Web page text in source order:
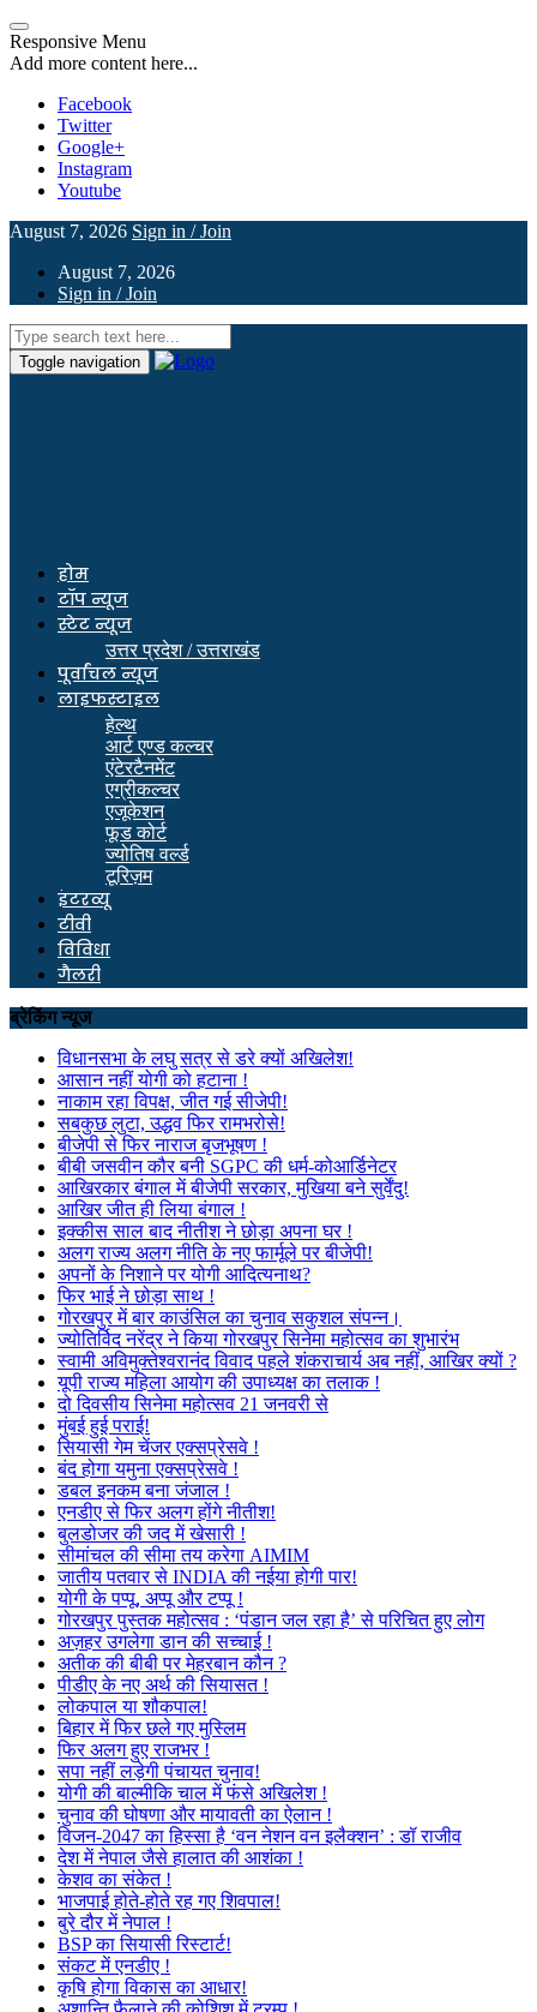
Responsive Menu
Add more content here...
Facebook
Twitter
Google+
Instagram
Youtube
August 7, 2026 Sign in / Join
August 7, 2026
Sign in / Join
Toggle navigation
होम
टॉप न्यूज
स्टेट न्यूज
उत्तर प्रदेश / उत्तराखंड
पूर्वांचल न्यूज
लाइफस्टाइल
हेल्थ
आर्ट एण्ड कल्चर
एंटेरटैनमेंट
एग्रीकल्चर
एजूकेशन
फूड कोर्ट
ज्योतिष वर्ल्ड
टूरिज़म
इंटरव्यू
टीवी
विविधा
गैलरी
ब्रेकिंग न्यूज
विधानसभा के लघु सत्र से डरे क्यों अखिलेश!
आसान नहीं योगी को हटाना !
नाकाम रहा विपक्ष, जीत गई सीजेपी!
सबकुछ लुटा, उद्धव फिर रामभरोसे!
बीजेपी से फिर नाराज बृजभूषण !
बीबी जसवीन कौर बनी SGPC की धर्म-कोआर्डिनेटर
आखिरकार बंगाल में बीजेपी सरकार, मुखिया बने सुर्वेंदु!
आखिर जीत ही लिया बंगाल !
इक्कीस साल बाद नीतीश ने छोड़ा अपना घर !
अलग राज्य अलग नीति के नए फार्मूले पर बीजेपी!
अपनों के निशाने पर योगी आदित्यनाथ?
फिर भाई ने छोड़ा साथ !
गोरखपुर में बार काउंसिल का चुनाव सकुशल संपन्न।
ज्योतिर्विद नरेंद्र ने किया गोरखपुर सिनेमा महोत्सव का शुभारंभ
स्वामी अविमुक्तेश्वरानंद विवाद पहले शंकराचार्य अब नहीं, आखिर क्यों ?
यूपी राज्य महिला आयोग की उपाध्यक्ष का तलाक !
दो दिवसीय सिनेमा महोत्सव 21 जनवरी से
मुंबई हुई पराई!
सियासी गेम चेंजर एक्सप्रेसवे !
बंद होगा यमुना एक्सप्रेसवे !
डबल इनकम बना जंजाल !
एनडीए से फिर अलग होंगे नीतीश!
बुलडोजर की जद में खेसारी !
सीमांचल की सीमा तय करेगा AIMIM
जातीय पतवार से INDIA की नईया होगी पार!
योगी के पप्पू, अप्पू और टप्पू !
गोरखपुर पुस्तक महोत्सव : ‘पंडान जल रहा है’ से परिचित हुए लोग
अज़हर उगलेगा डान की सच्चाई !
अतीक की बीबी पर मेहरबान कौन ?
पीडीए के नए अर्थ की सियासत !
लोकपाल या शौकपाल!
बिहार में फिर छले गए मुस्लिम
फिर अलग हुए राजभर !
सपा नहीं लड़ेगी पंचायत चुनाव!
योगी की बाल्मीकि चाल में फंसे अखिलेश !
चुनाव की घोषणा और मायावती का ऐलान !
विजन-2047 का हिस्सा है ‘वन नेशन वन इलैक्शन’ : डॉ राजीव
देश में नेपाल जैसे हालात की आशंका !
केशव का संकेत !
भाजपाई होते-होते रह गए शिवपाल!
बुरे दौर में नेपाल !
BSP का सियासी रिस्टार्ट!
संकट में एनडीए !
कृषि होगा विकास का आधार!